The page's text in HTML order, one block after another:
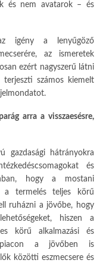
és nem avatarok – és
igény a lenyűgöző
az ismeretek
ezért nagyszerű látni
számos kiemelt
arra a visszaesésre,
gazdasági hátrányokra
és
hogy a mostani
a termelés teljes körű
ruházni a jövőbe, hogy
hiszen a
körű alkalmazási és
piacon a jövőben is
közötti eszmecsere és